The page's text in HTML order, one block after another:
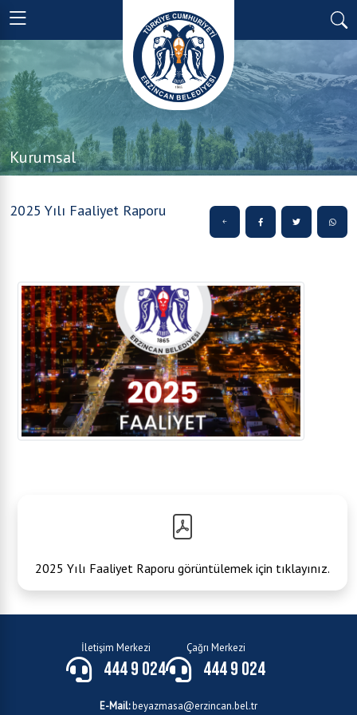
Kurumsal
2025 Yılı Faaliyet Raporu
2025 Yılı Faaliyet Raporu görüntülemek için tıklayınız.
İletişim Merkezi
444 9 024
Çağrı Merkezi
444 9 024
E-Mail:beyazmasa@erzincan.bel.tr